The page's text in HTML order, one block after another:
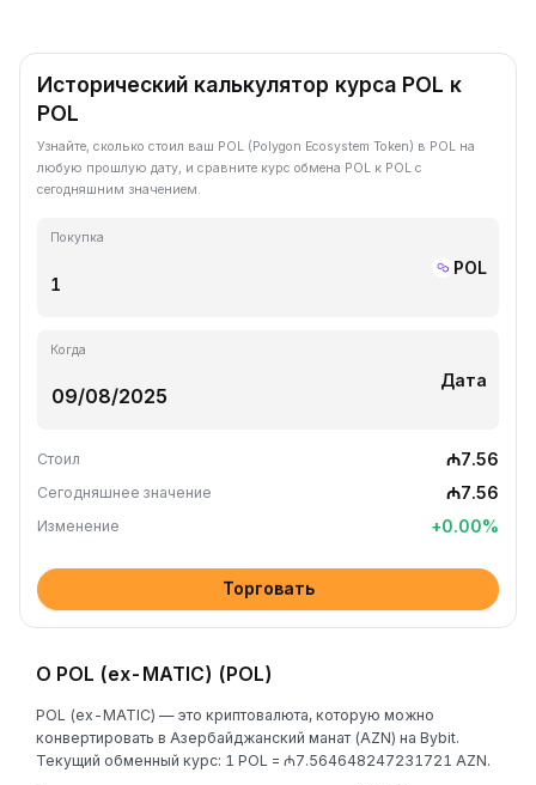
Исторический калькулятор курса POL к
POL
Узнайте, сколько стоил ваш POL (Polygon Ecosystem Token) в POL на
любую прошлую дату, и сравните курс обмена POL к POL с
сегодняшним значением.
Покупка
POL
Когда
Дата
Стоил ₼7.56
Сегодняшнее значение ₼7.56
Изменение +0.00%
Торговать
О POL (ex-MATIC) (POL)
POL (ex-MATIC) — это криптовалюта, которую можно
конвертировать в Азербайджанский манат (AZN) на Bybit.
Текущий обменный курс: 1 POL = ₼7.564648247231721 AZN.